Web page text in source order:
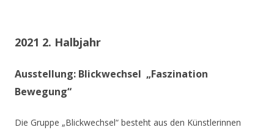
2021 2. Halbjahr
Ausstellung: Blickwechsel „Faszination
Bewegung“
Die Gruppe „Blickwechsel“ besteht aus den Künstlerinnen